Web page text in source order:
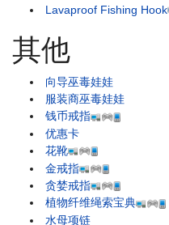
Lavaproof Fishing Hook
其他
向导巫毒娃娃
服装商巫毒娃娃
钱币戒指
优惠卡
花靴
金戒指
贪婪戒指
植物纤维绳索宝典
水母项链